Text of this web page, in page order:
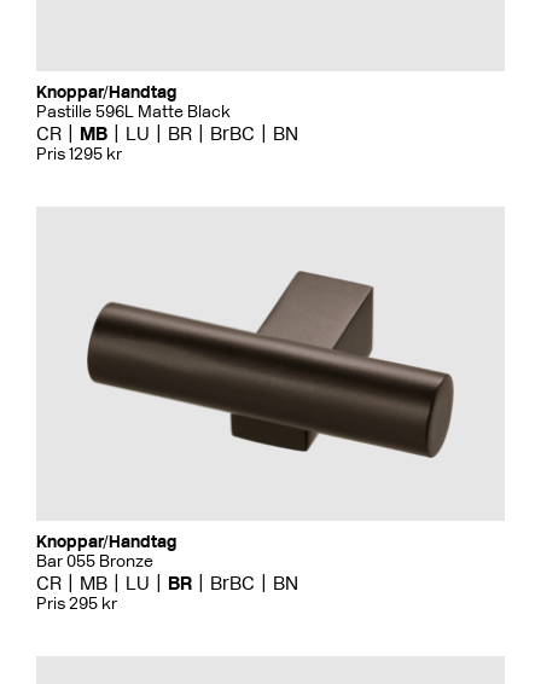
Knoppar/Handtag
Pastille 596L Matte Black
CR MB LU BR BrBC BN
Pris 1295 kr
Knoppar/Handtag
Bar 055 Bronze
CR MB LU BR BrBC BN
Pris 295 kr